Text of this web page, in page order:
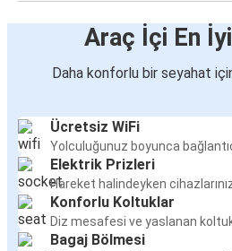
Araç İçi En
Daha konforlu bir seyahat
Ücretsiz WiFi
Yolculuğunuz boyunca
Elektrik Prizleri
Hareket halindeyken
Konforlu Koltuklar
Diz mesafesi ve yaslanan
Bagaj Bölmesi